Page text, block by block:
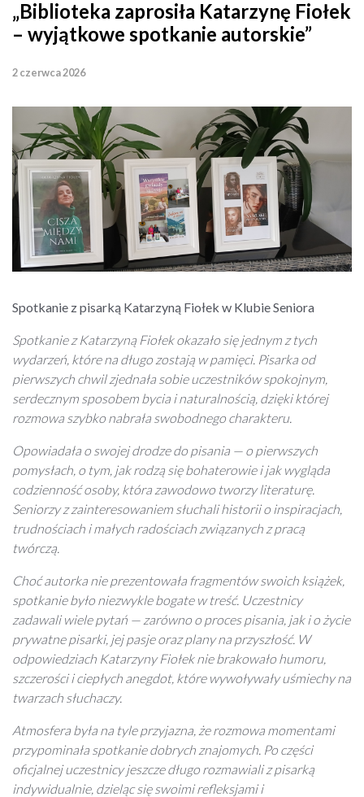
„Biblioteka zaprosiła Katarzynę Fiołek
– wyjątkowe spotkanie autorskie”
2 czerwca 2026
Spotkanie z pisarką Katarzyną Fiołek w Klubie Seniora
Spotkanie z Katarzyną Fiołek okazało się jednym z tych
wydarzeń, które na długo zostają w pamięci. Pisarka od
pierwszych chwil zjednała sobie uczestników spokojnym,
serdecznym sposobem bycia i naturalnością, dzięki której
rozmowa szybko nabrała swobodnego charakteru.
Opowiadała o swojej drodze do pisania — o pierwszych
pomysłach, o tym, jak rodzą się bohaterowie i jak wygląda
codzienność osoby, która zawodowo tworzy literaturę.
Seniorzy z zainteresowaniem słuchali historii o inspiracjach,
trudnościach i małych radościach związanych z pracą
twórczą.
Choć autorka nie prezentowała fragmentów swoich książek,
spotkanie było niezwykle bogate w treść. Uczestnicy
zadawali wiele pytań — zarówno o proces pisania, jak i o życie
prywatne pisarki, jej pasje oraz plany na przyszłość. W
odpowiedziach Katarzyny Fiołek nie brakowało humoru,
szczerości i ciepłych anegdot, które wywoływały uśmiechy na
twarzach słuchaczy.
Atmosfera była na tyle przyjazna, że rozmowa momentami
przypominała spotkanie dobrych znajomych. Po części
oficjalnej uczestnicy jeszcze długo rozmawiali z pisarką
indywidualnie, dzieląc się swoimi refleksjami i